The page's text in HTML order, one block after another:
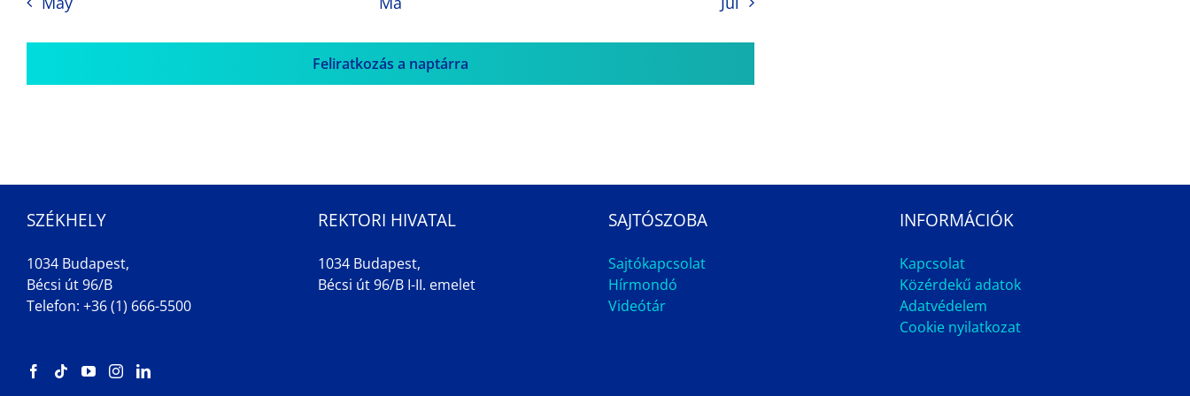
Feliratkozás a naptárra
SZÉKHELY
1034 Budapest,
Bécsi út 96/B
Telefon: +36 (1) 666-5500
REKTORI HIVATAL
1034 Budapest,
Bécsi út 96/B I-II. emelet
SAJTÓSZOBA
Sajtókapcsolat
Hírmondó
Videótár
INFORMÁCIÓK
Kapcsolat
Közérdekű adatok
Adatvédelem
Cookie nyilatkozat